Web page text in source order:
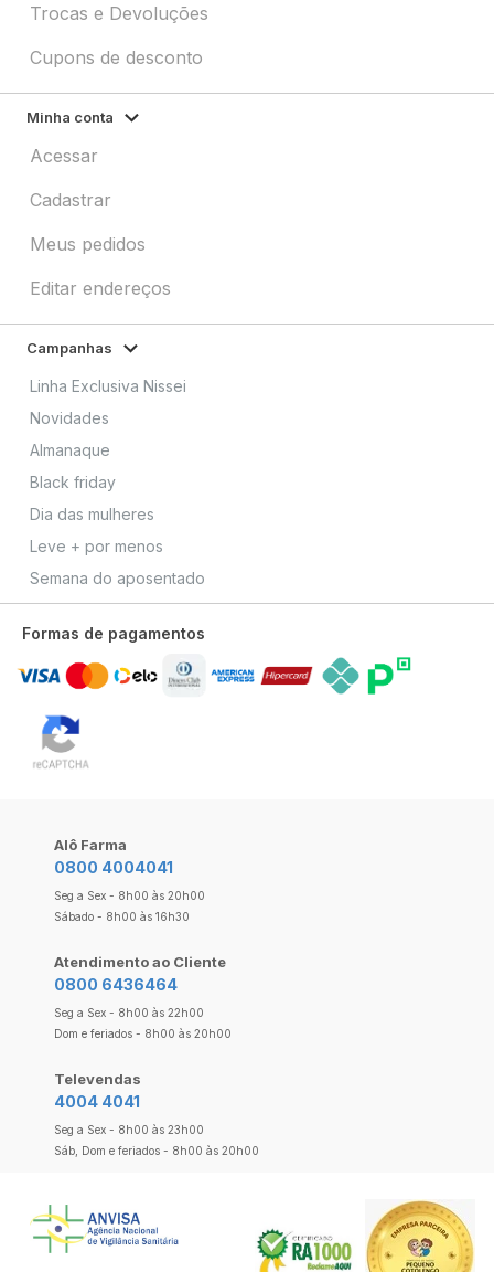
Trocas e Devoluções
Cupons de desconto
Minha conta
Acessar
Cadastrar
Meus pedidos
Editar endereços
Campanhas
Linha Exclusiva Nissei
Novidades
Almanaque
Black friday
Dia das mulheres
Leve + por menos
Semana do aposentado
Formas de pagamentos
Alô Farma
0800 4004041
Seg a Sex - 8h00 às 20h00
Sábado - 8h00 às 16h30
Atendimento ao Cliente
0800 6436464
Seg a Sex - 8h00 às 22h00
Dom e feriados - 8h00 às 20h00
Televendas
4004 4041
Seg a Sex - 8h00 às 23h00
Sáb, Dom e feriados - 8h00 às 20h00